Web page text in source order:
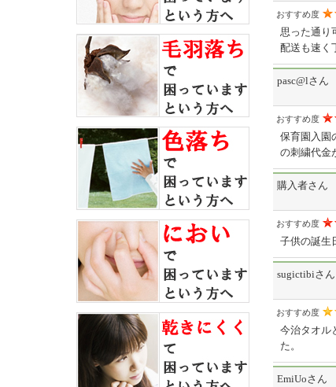
おすすめ度
思った通り
配送も速く
pasc@lさん
おすすめ度
保育園入園
の刺繍代金
購入者さん
おすすめ度
子供の誕生
sugictibiさん
おすすめ度
今治タオル
た。
EmiUoさん